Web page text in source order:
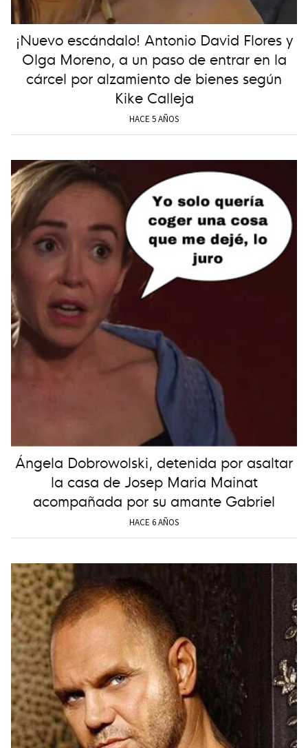
¡Nuevo escándalo! Antonio David Flores y
Olga Moreno, a un paso de entrar en la
cárcel por alzamiento de bienes según
Kike Calleja
HACE 5 AÑOS
Ángela Dobrowolski, detenida por asaltar
la casa de Josep Maria Mainat
acompañada por su amante Gabriel
HACE 6 AÑOS